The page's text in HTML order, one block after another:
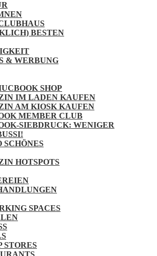
BESTEN
& WERBUNG
SHOP
IM LADEN KAUFEN
AM KIOSK KAUFEN
MEMBER CLUB
SIEBDRUCK: WENIGER
SCHÖNES
HOTSPOTS
SPACES
STORES